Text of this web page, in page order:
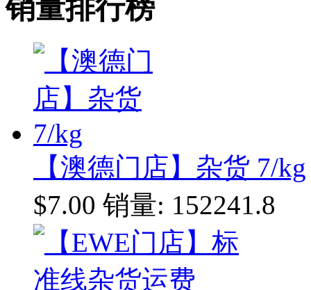
销量排行榜
【澳德门店】杂货 7/kg
$7.00 销量: 152241.8